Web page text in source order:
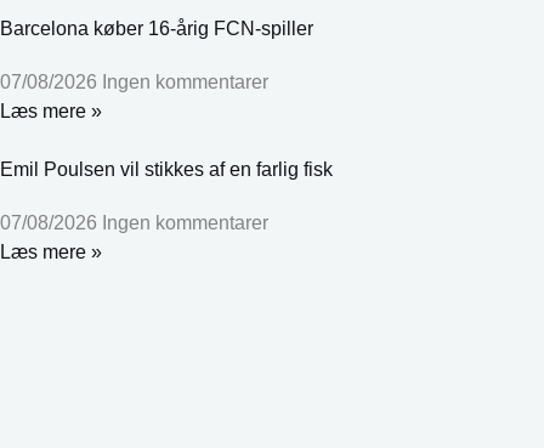
Barcelona køber 16-årig FCN-spiller
07/08/2026 Ingen kommentarer
Læs mere »
Emil Poulsen vil stikkes af en farlig fisk
07/08/2026 Ingen kommentarer
Læs mere »